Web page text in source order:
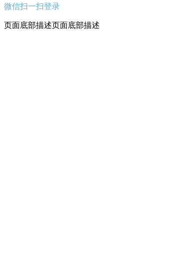
微信扫一扫登录
页面底部描述页面底部描述